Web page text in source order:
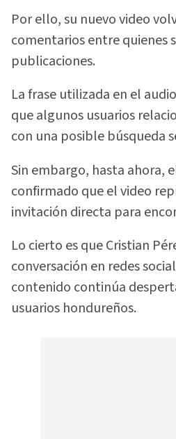
Por ello, su nuevo video
comentarios entre quienes
publicaciones.
La frase utilizada en el
que algunos usuarios
con una posible búsqueda
Sin embargo, hasta ahora,
confirmado que el video
invitación directa para
Lo cierto es que Cristian
conversación en redes
contenido continúa
usuarios hondureños.